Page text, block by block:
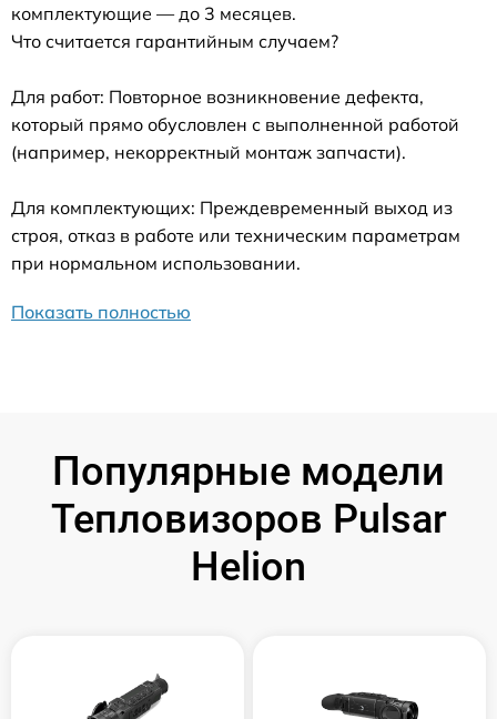
комплектующие — до 3 месяцев.
Что считается гарантийным случаем?
Для работ: Повторное возникновение дефекта,
который прямо обусловлен с выполненной работой
(например, некорректный монтаж запчасти).
Для комплектующих: Преждевременный выход из
строя, отказ в работе или техническим параметрам
при нормальном использовании.
Показать полностью
Популярные модели
Тепловизоров Pulsar
Helion